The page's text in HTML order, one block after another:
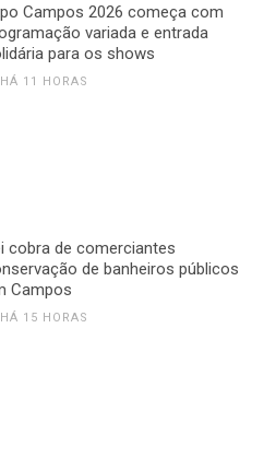
Campos 2026 começa com
variada e entrada
para os shows
HÁ 11 HORAS
cobra de comerciantes
de banheiros públicos
Campos
HÁ 15 HORAS